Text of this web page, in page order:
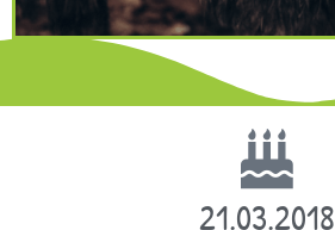
21.03.2018